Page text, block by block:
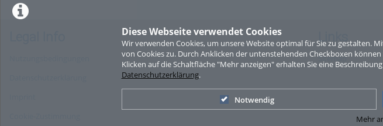
Diese Webseite verwendet Cookies
Wir verwenden Cookies, um unsere Website optimal für Sie zu gestalten.
von Cookies zu. Durch Anklicken der untenstehenden Checkboxen
Klicken auf die Schaltfläche "Mehr anzeigen" erhalten Sie eine
Datenschutzerklärung.
Notwendig
Mehr
Links
Sitemap